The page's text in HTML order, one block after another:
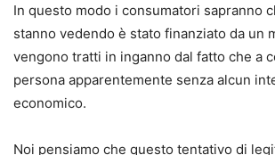
In questo modo i consumatori sapranno
stanno vedendo è stato finanziato da un
vengono tratti in inganno dal fatto che a
persona apparentemente senza alcun
economico.
Noi pensiamo che questo tentativo di